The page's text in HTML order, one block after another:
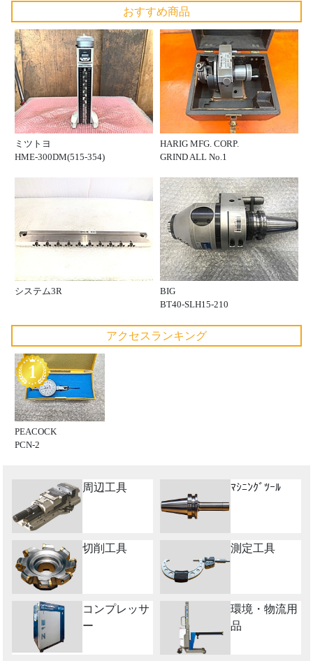
おすすめ商品
ミツトヨ
HME-300DM(515-354)
HARIG MFG. CORP.
GRIND ALL No.1
システム3R
BIG
BT40-SLH15-210
アクセスランキング
PEACOCK
PCN-2
周辺工具 ﾏｼﾆﾝｸﾞﾂｰﾙ
切削工具 測定工具
コンプレッサ
ー
環境・物流用
品